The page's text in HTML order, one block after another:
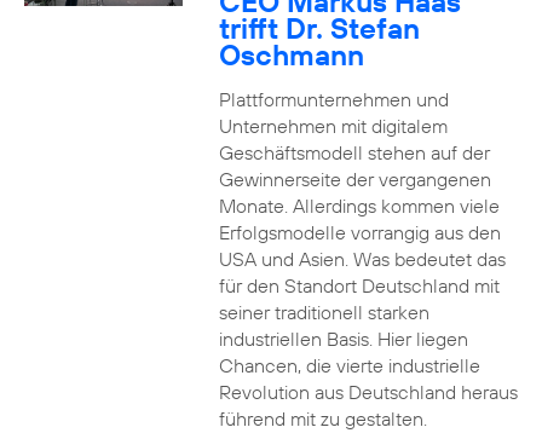
trifft Dr. Stefan
Oschmann
Plattformunternehmen und
Unternehmen mit digitalem
Geschäftsmodell stehen auf der
Gewinnerseite der vergangenen
Monate. Allerdings kommen viele
Erfolgsmodelle vorrangig aus den
USA und Asien. Was bedeutet das
für den Standort Deutschland mit
seiner traditionell starken
industriellen Basis. Hier liegen
Chancen, die vierte industrielle
Revolution aus Deutschland heraus
führend mit zu gestalten.